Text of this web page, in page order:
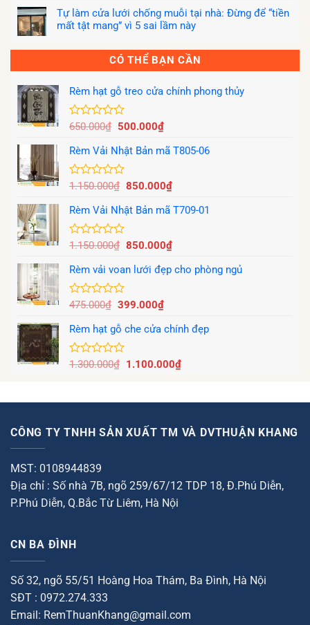
Hợp
Màu
Gì?
Chọn
Hoạt
Tài
Lộc
(2026
bình
luận
ở
Hợp
Gì?
Phối
Rèm
Cửa
Tài
Lộc,
Trọng
(2026)
Tự làm cửa lưới chống muỗi tại nhà: Đừng để “tiền
mất tật mang” vì 5 sai lầm này
ở
làm
cửa
chống
muỗi
tại
Đừng
“tiền
mất
tật
mang”
5
CÓ THỂ BẠN CẦN
Rèm hạt gỗ treo cửa chính phong thủy
Được
hạng
5
sao
650.000₫ Giá
là:
650.000₫.
500.000₫Giá
tại
500.000₫.
Rèm Vải Nhật Bản mã T805-06
Được
hạng
5
sao
1.150.000₫ Giá
là:
850.000₫Giá
tại
850.000₫.
Rèm Vải Nhật Bản mã T709-01
Được
hạng
5
sao
1.150.000₫ Giá
là:
850.000₫Giá
tại
Rèm vải voan lưới đẹp cho phòng ngủ
Được
hạng
5
sao
475.000₫ Giá
là:
475.000₫.
399.000₫Giá
tại
399.000₫.
Rèm hạt gỗ che cửa chính đẹp
Được
1.300.000₫ Giá
1.300.000₫.
1.100.000₫Giá
là:
CÔNG TY TNHH SẢN XUẤT TM VÀ DVTHUẬN KHANG
MST: 0108944839
Địa chỉ : Số nhà 7B, ngõ 259/67/12 TDP 18, Đ.Phú Diễn,
P.Phú Diễn, Q.Bắc Từ Liêm, Hà Nội
CN BA ĐÌNH
Số 32, ngõ 55/51 Hoàng Hoa Thám, Ba Đình, Hà Nội
SĐT : 0972.274.333
Email: RemThuanKhang@gmail.com